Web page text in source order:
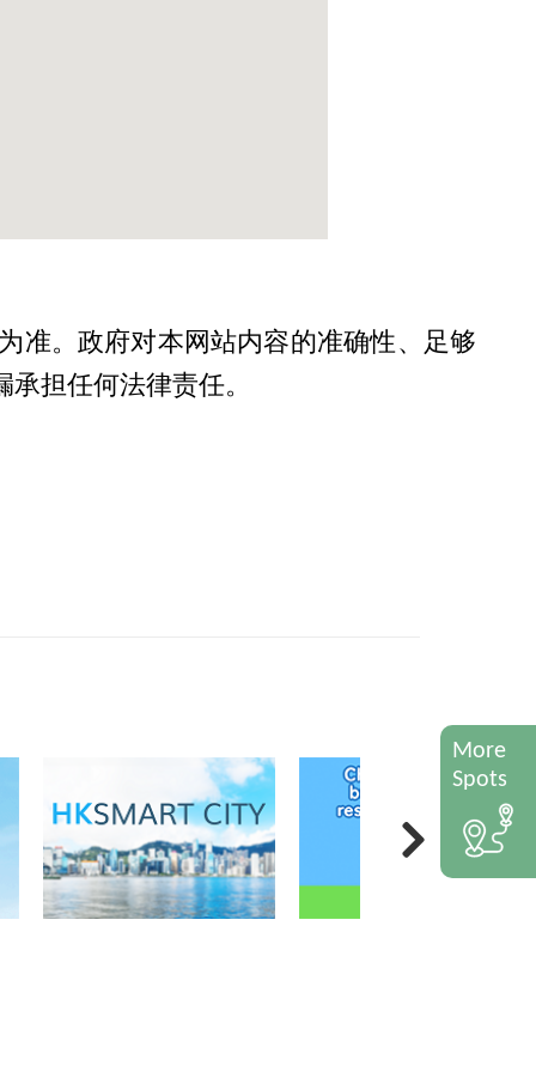
准。政府对本网站内容的准确性、足够
担任何法律责任。
More
Spots